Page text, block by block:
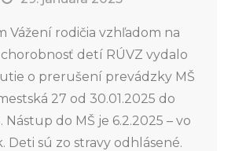
Vážení rodičia vzhľadom na
detí RÚVZ vydalo
o prerušení prevádzky MŠ
27 od 30.01.2025 do
Nástup do MŠ je 6.2.2025 – vo
Deti sú zo stravy odhlásené.